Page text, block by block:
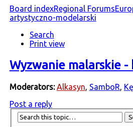
Board indexRegional Forums
artystyczno-modelarski
Search
Print view
Wyzwanie malarskie
Moderators: Alkasyn, SamboR,
Post a reply